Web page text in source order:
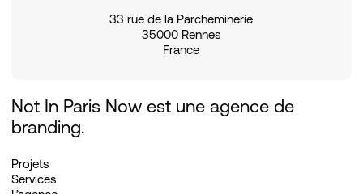
Not In Paris Now est une agence de
branding.
Projets
Services
33 rue de la Parcheminerie
35000 Rennes
France